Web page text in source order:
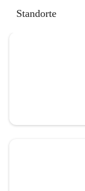
Standorte